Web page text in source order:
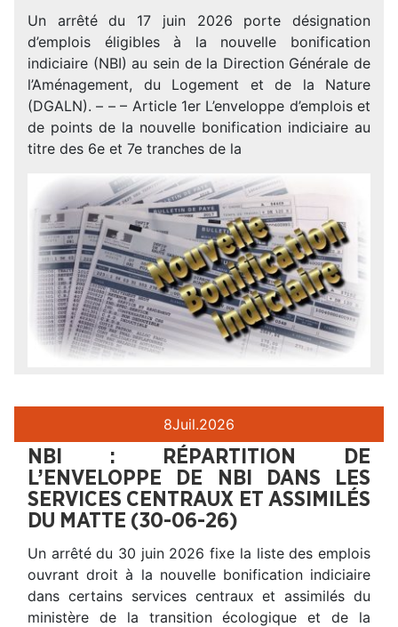
Un arrêté du 17 juin 2026 porte désignation
d’emplois éligibles à la nouvelle bonification
indiciaire (NBI) au sein de la Direction Générale de
l’Aménagement, du Logement et de la Nature
(DGALN). – – – Article 1er L’enveloppe d’emplois et
de points de la nouvelle bonification indiciaire au
titre des 6e et 7e tranches de la
8Juil.2026
NBI : RÉPARTITION DE
L’ENVELOPPE DE NBI DANS LES
SERVICES CENTRAUX ET ASSIMILÉS
DU MATTE (30-06-26)
Un arrêté du 30 juin 2026 fixe la liste des emplois
ouvrant droit à la nouvelle bonification indiciaire
dans certains services centraux et assimilés du
ministère de la transition écologique et de la